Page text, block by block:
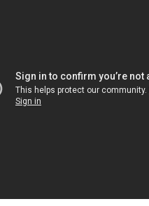
4 t Zapotrzebowanie na
uchwytem i konikiem